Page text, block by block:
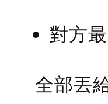
對方
全部丟